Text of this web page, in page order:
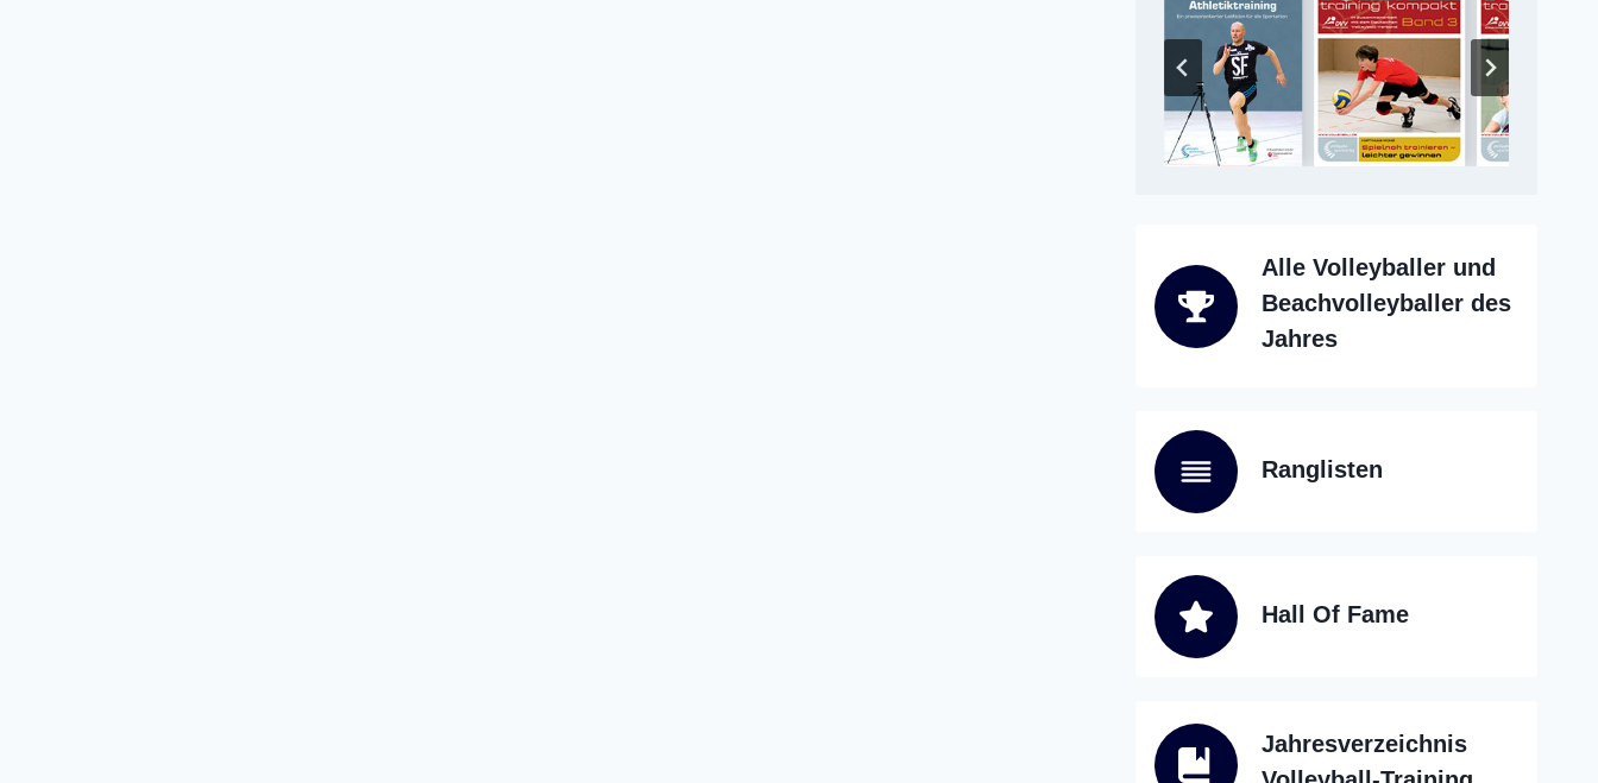
Alle Volleyballer und
Beachvolleyballer des
Jahres
Ranglisten
Hall Of Fame
Jahresverzeichnis